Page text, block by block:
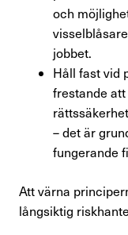
och
jobbet.
Håll fast vid
frestande
– det är
fungerande
Att värna
långsiktig